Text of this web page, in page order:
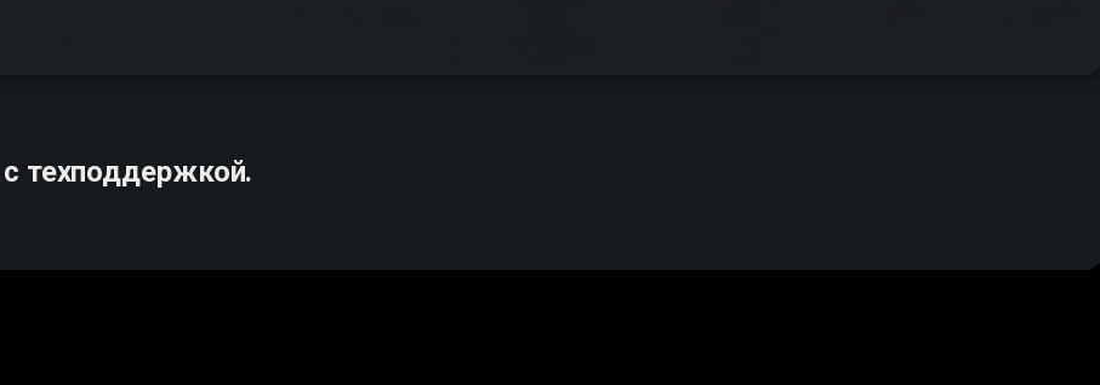
техподдержкой.